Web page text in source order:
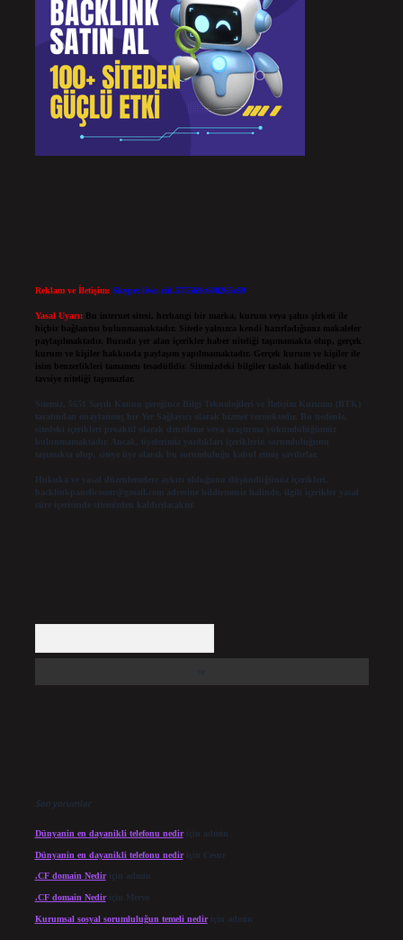
Reklam ve İletişim: Skype: live:.cid.575569c608265c69
Yasal Uyarı:
Bu internet sitesi, herhangi bir marka, kurum veya şahıs şirketi ile
hiçbir bağlantısı bulunmamaktadır. Sitede yalnızca kendi hazırladığımız makaleler
paylaşılmaktadır. Burada yer alan içerikler haber niteliği taşımamakta olup, gerçek
kurum ve kişiler hakkında paylaşım yapılmamaktadır. Gerçek kurum ve kişiler ile
isim benzerlikleri tamamen tesadüfidir. Sitemizdeki bilgiler taslak halindedir ve
tavsiye niteliği taşımazlar.
Sitemiz, 5651 Sayılı Kanun gereğince Bilgi Teknolojileri ve İletişim Kurumu (BTK)
tarafından onaylanmış bir Yer Sağlayıcı olarak hizmet vermektedir. Bu nedenle,
sitedeki içerikleri proaktif olarak denetleme veya araştırma yükümlülüğümüz
bulunmamaktadır. Ancak, üyelerimiz yazdıkları içeriklerin sorumluluğunu
taşımakta olup, siteye üye olarak bu sorumluluğu kabul etmiş sayılırlar.
Hukuka ve yasal düzenlemelere aykırı olduğunu düşündüğünüz içerikleri,
backlinkpanelicomtr@gmail.comadresine bildirmeniz halinde, ilgili içerikler yasal
süre içerisinde sitemizden kaldırılacaktır.
Son yorumlar
Dünyanin en dayanikli telefonu nediriçin admin
Dünyanin en dayanikli telefonu nediriçin Cesur
.CF domain Nediriçin admin
.CF domain Nediriçin Merve
Kurumsal sosyal sorumluluğun temeli nediriçin admin